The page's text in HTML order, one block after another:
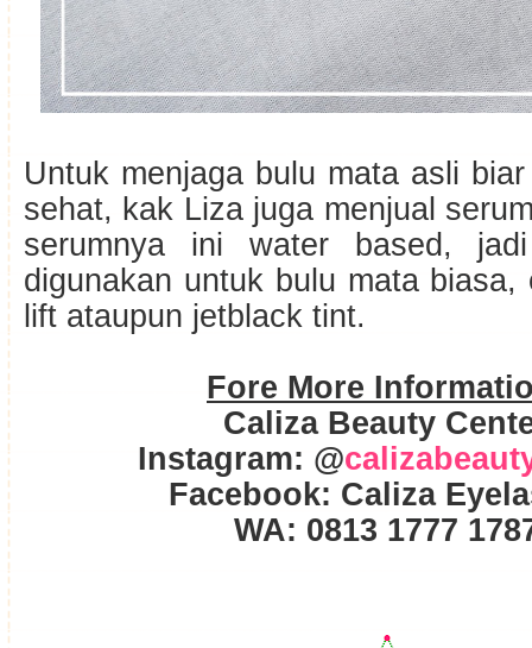
Untuk menjaga bulu mata asli
sehat, kak Liza juga menjual
serumnya ini water based,
digunakan untuk bulu mata biasa,
lift ataupun jetblack tint.
Fore More
Caliza Beauty
Instagram: @
Facebook: Caliza
WA: 0813 1777